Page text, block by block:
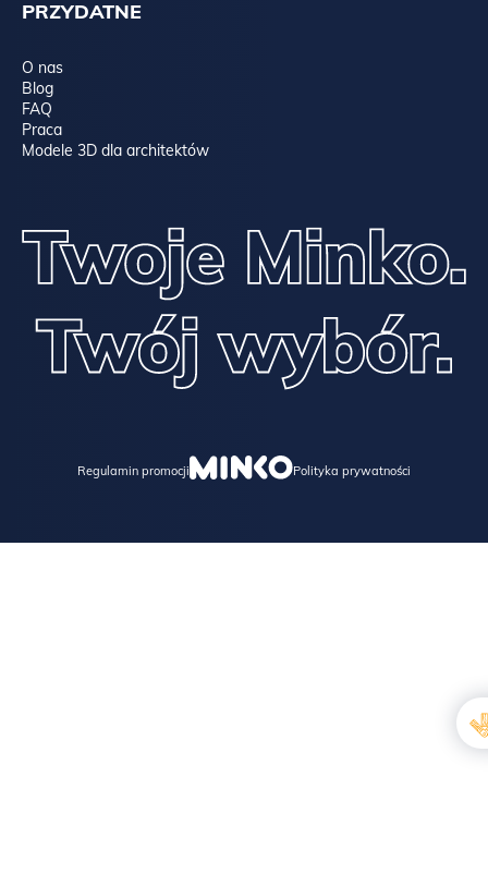
PRZYDATNE
O nas
Blog
FAQ
Praca
Modele 3D dla architektów
Regulamin promocji Polityka prywatności